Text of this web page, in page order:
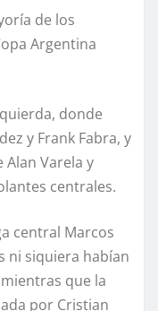
de los
Argentina
donde
y Frank Fabra, y
Varela y
centrales.
central Marcos
ni siquiera habían
que la
por Cristian